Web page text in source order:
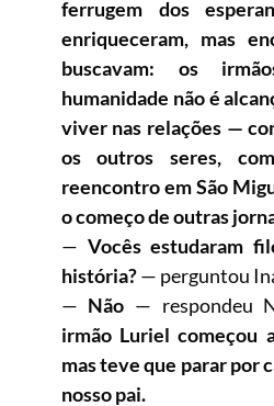
ferrugem dos
enriqueceram, mas
buscavam: os
humanidade não é
viver nas relações —
os outros seres,
reencontro em São
o começo de outras
— Vocês estudaram
história?— perguntou
— Não — respondeu
irmão Luriel começou
mas teve que parar por
nosso pai.